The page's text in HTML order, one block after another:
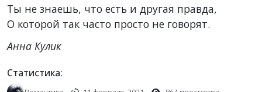
Ты не знаешь, что есть и другая правда,
О которой так часто просто не говорят.
Анна Кулик
Статистика: